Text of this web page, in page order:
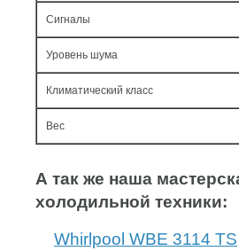
Сигналы
Уровень шума
Климатический класс
Вес
А так же наша
холодильной техники:
Whirlpool WBE 3114 TS